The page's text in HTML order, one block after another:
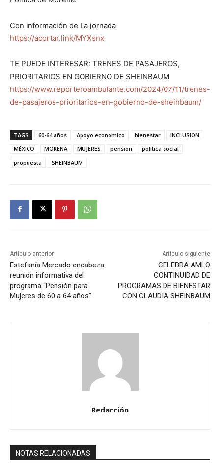
Con información de La jornada
https://acortar.link/MYXsnx
TE PUEDE INTERESAR: TRENES DE PASAJEROS,
PRIORITARIOS EN GOBIERNO DE SHEINBAUM
https://www.reporteroambulante.com/2024/07/11/trenes-
de-pasajeros-prioritarios-en-gobierno-de-sheinbaum/
TAGS 60-64 años Apoyo económico bienestar
INCLUSION
MÉXICO
MORENA MUJERES pensión
política social
propuesta
SHEINBAUM
Artículo anterior
Estefanía Mercado encabeza
reunión informativa del
programa “Pensión para
Mujeres de 60 a 64 años”
Artículo siguiente
CELEBRA AMLO
CONTINUIDAD DE
PROGRAMAS DE BIENESTAR
CON CLAUDIA SHEINBAUM
Redacción
NOTAS RELACIONADAS